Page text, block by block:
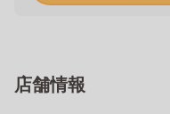
店舗情報